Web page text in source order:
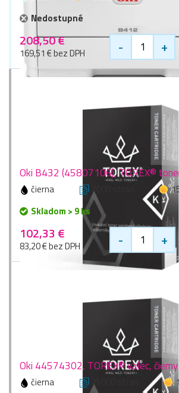
Nedostupné
208,50 €
169,51 € bez DPH - +
Oki B432 (45807106), TOREX®
čierna 7000 stran
Skladom > 9 ks
102,33 €
83,20 € bez DPH - +
Oki 44574302, TOREX® valec, čierny
čierna 25000 stran